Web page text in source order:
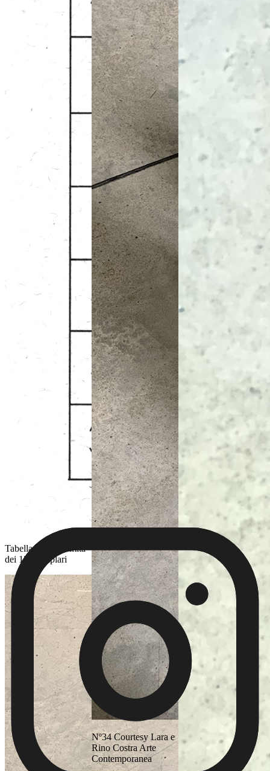
Tabella di conformità
dei 13 esemplari
Nº34 Courtesy Lara e
Rino Costra Arte
Contemporanea